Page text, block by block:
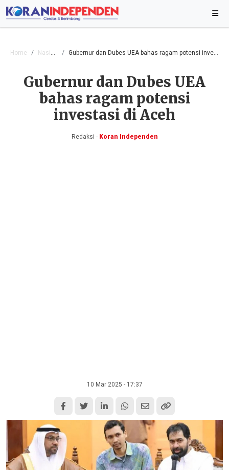
Home Nasional Gubernur dan Dubes UEA bahas ragam potensi investasi di Aceh
Gubernur dan Dubes UEA
bahas ragam potensi
investasi di Aceh
Redaksi -Koran Independen
10 Mar 2025 - 17:37